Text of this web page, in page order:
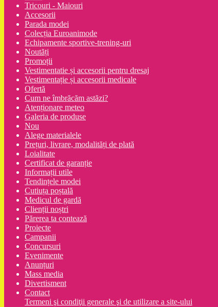
Tricouri - Maiouri
Accesorii
Parada modei
Colecția Euroanimode
Echipamente sportive-trening-uri
Noutăți
Promoții
Vestimentatie și accesorii pentru dresaj
Vestimentație și accesorii medicale
Ofertă
Cum ne îmbrăcăm astăzi?
Atenționare meteo
Galeria de produse
Nou
Alege materialele
Prețuri, livrare, modalități de plată
Loialitate
Certificat de garanție
Informații utile
Tendințele modei
Cutiuța poștală
Medicul de gardă
Clienții noștri
Părerea ta contează
Proiecte
Campanii
Concursuri
Evenimente
Anunțuri
Mass media
Divertisment
Contact
Termeni şi condiţii generale şi de utilizare a site-ului